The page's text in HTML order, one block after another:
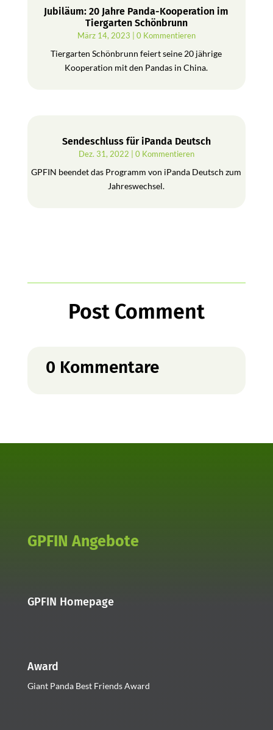
Jubiläum: 20 Jahre Panda-Kooperation im
Tiergarten Schönbrunn
März 14, 2023 | 0 Kommentieren
Tiergarten Schönbrunn feiert seine 20 jährige
Kooperation mit den Pandas in China.
Sendeschluss für iPanda Deutsch
Dez. 31, 2022 | 0 Kommentieren
GPFIN beendet das Programm von iPanda Deutsch zum
Jahreswechsel.
Post Comment
0 Kommentare
GPFIN Angebote
GPFIN Homepage
Award
Giant Panda Best Friends Award